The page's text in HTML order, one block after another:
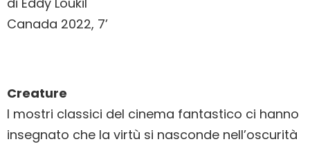
Canada 2022, 7’
Creature
I mostri classici del cinema fantastico ci hanno
insegnato che la virtù si nasconde nell’oscurità